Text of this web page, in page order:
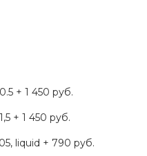
+ 1 450 руб.
+ 1 450 руб.
liquid + 790 руб.